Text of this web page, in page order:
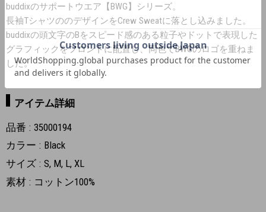
buddixのサポートウエア【BWG】シリーズ。
長袖TシャツののデザインをCrew Sweatに落とし込みました。
buddixの頭文字のBをスピード感のある粒子やドットで表現した
グラフィックをフロントに配置し、同色でBWGのロゴを重ねま
した。
アイテム詳細
品番
35000194
カラー
Black
サイズ
S, M, L, XL
素材
コットン100%